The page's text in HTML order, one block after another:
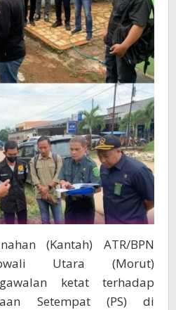
(Kantah) ATR/BPN
Utara (Morut)
ketat terhadap
Setempat (PS) di